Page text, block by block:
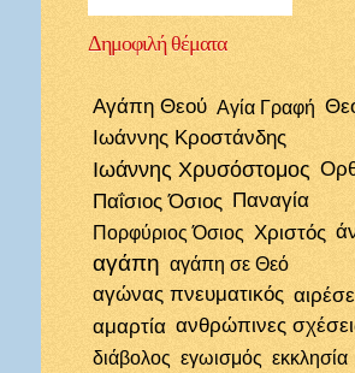
Δημοφιλήθέματα
Αγάπη Θεού Αγία Γραφή
Ιωάννης Κροστάνδης
Ιωάννης Χρυσόστομος
Παΐσιος Όσιος Παναγία
Πορφύριος Όσιος Χριστός
αγάπη αγάπη σε Θεό
αγώνας πνευματικός
αμαρτία ανθρώπινες
διάβολος εγωισμός εκκλησία